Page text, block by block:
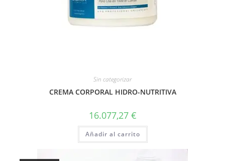
Sin categorizar
CREMA CORPORAL HIDRO-NUTRITIVA
16.077,27 €
Añadir al carrito